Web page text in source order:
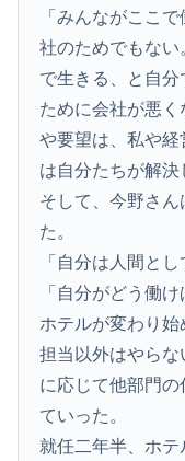
「みんながここ
社のためでもな
で生きる、と自
ために会社が悪
や要望は、私や
は自分たちが解決
そして、今野さ
た。
「自分は人間と
「自分がどう働
ホテルが変わり
担当以外はやら
に応じて他部門
ていった。
就任二年半、ホ